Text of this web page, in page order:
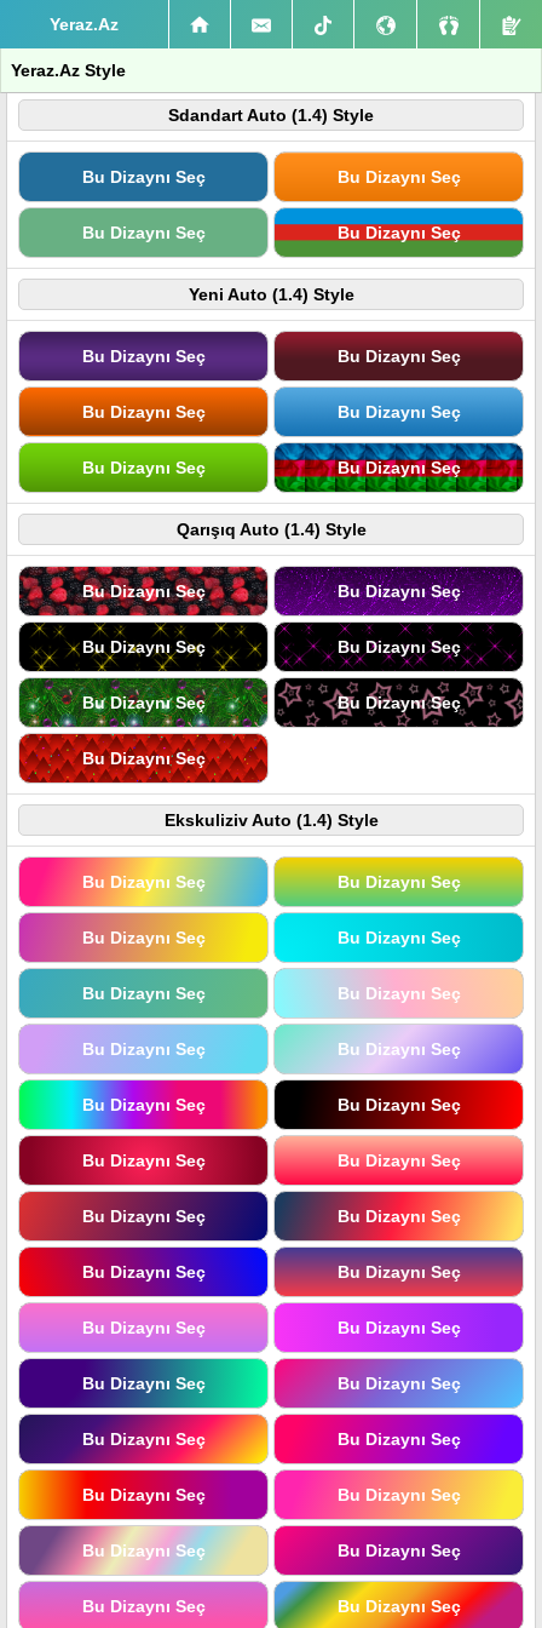
Yeraz.Az
Yeraz.Az Style
Sdandart Auto (1.4) Style
Bu Dizaynı Seç Bu Dizaynı Seç
Bu Dizaynı Seç Bu Dizaynı Seç
Yeni Auto (1.4) Style
Bu Dizaynı Seç Bu Dizaynı Seç
Bu Dizaynı Seç Bu Dizaynı Seç
Bu Dizaynı Seç Bu Dizaynı Seç
Qarışıq Auto (1.4) Style
Bu Dizaynı Seç Bu Dizaynı Seç
Bu Dizaynı Seç Bu Dizaynı Seç
Bu Dizaynı Seç Bu Dizaynı Seç
Bu Dizaynı Seç
Ekskuliziv Auto (1.4) Style
Bu Dizaynı Seç Bu Dizaynı Seç
Bu Dizaynı Seç Bu Dizaynı Seç
Bu Dizaynı Seç Bu Dizaynı Seç
Bu Dizaynı Seç Bu Dizaynı Seç
Bu Dizaynı Seç Bu Dizaynı Seç
Bu Dizaynı Seç Bu Dizaynı Seç
Bu Dizaynı Seç Bu Dizaynı Seç
Bu Dizaynı Seç Bu Dizaynı Seç
Bu Dizaynı Seç Bu Dizaynı Seç
Bu Dizaynı Seç Bu Dizaynı Seç
Bu Dizaynı Seç Bu Dizaynı Seç
Bu Dizaynı Seç Bu Dizaynı Seç
Bu Dizaynı Seç Bu Dizaynı Seç
Bu Dizaynı Seç Bu Dizaynı Seç